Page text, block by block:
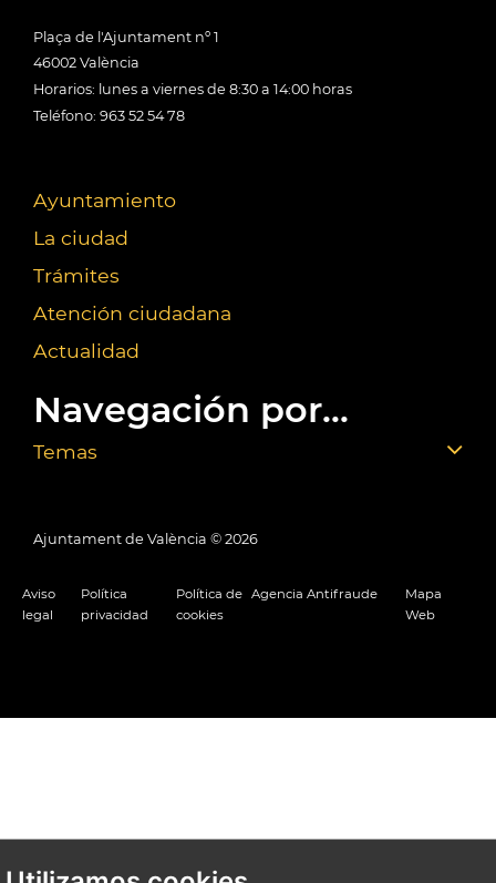
Plaça de l'Ajuntament nº 1
46002 València
Horarios: lunes a viernes de 8:30 a 14:00 horas
Teléfono: 963 52 54 78
Ayuntamiento
La ciudad
Trámites
Atención ciudadana
Actualidad
Navegación por...
Temas
Ajuntament de València © 2026
Aviso
legal
Política
privacidad
Política de
cookies
Agencia Antifraude
Mapa
Web